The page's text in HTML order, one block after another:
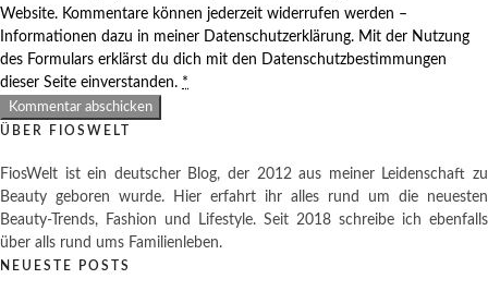
Website. Kommentare können jederzeit widerrufen werden –
Informationen dazu in meiner Datenschutzerklärung. Mit der Nutzung
des Formulars erklärst du dich mit den Datenschutzbestimmungen
dieser Seite einverstanden. *
ÜBER FIOSWELT
FiosWelt ist ein deutscher Blog, der 2012 aus meiner Leidenschaft zu
Beauty geboren wurde. Hier erfahrt ihr alles rund um die neuesten
Beauty-Trends, Fashion und Lifestyle. Seit 2018 schreibe ich ebenfalls
über alls rund ums Familienleben.
NEUESTE POSTS